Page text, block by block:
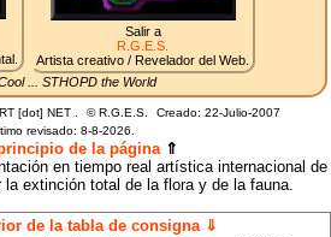
Salir a
R.G.E.S.
Artista creativo / Revelador del Web.
... STHOPD the World
[dot] NET . ©R.G.E.S.
Creado: 22-Julio-2007
revisado: 8-8-2026.
de la página⇑
en tiempo real artística internacional de
la extinción total de la flora y de la fauna.
de la tabla de consigna ⇓